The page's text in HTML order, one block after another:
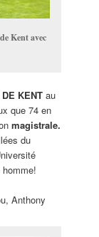
Kent avec
DE KENTau
que 74 en
magistrale.
du
Anthony